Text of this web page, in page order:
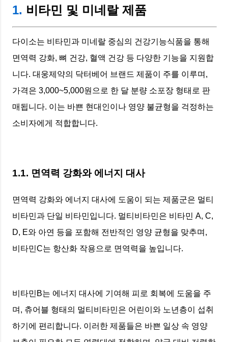
1. 비타민 및 미네랄 제품
다이소는 비타민과 미네랄 중심의 건강기능식품을 통해
면역력 강화, 뼈 건강, 혈액 건강 등 다양한 기능을 지원합
니다. 대웅제약의 닥터베어 브랜드 제품이 주를 이루며,
가격은 3,000~5,000원으로 한 달 분량 소포장 형태로 판
매됩니다. 이는 바쁜 현대인이나 영양 불균형을 걱정하는
소비자에게 적합합니다.
1.1. 면역력 강화와 에너지 대사
면역력 강화와 에너지 대사에 도움이 되는 제품군은 멀티
비타민과 단일 비타민입니다. 멀티비타민은 비타민 A, C,
D, E와 아연 등을 포함해 전반적인 영양 균형을 맞추며,
비타민C는 항산화 작용으로 면역력을 높입니다.
비타민B는 에너지 대사에 기여해 피로 회복에 도움을 주
며, 츄어블 형태의 멀티비타민은 어린이와 노년층이 섭취
하기에 편리합니다. 이러한 제품들은 바쁜 일상 속 영양